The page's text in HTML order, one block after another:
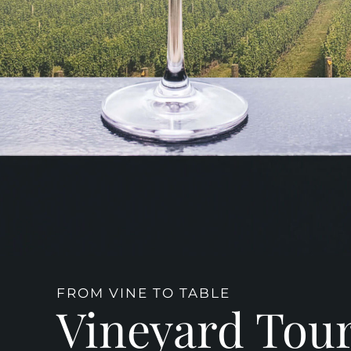
FROM VINE TO TABLE
Vineyard